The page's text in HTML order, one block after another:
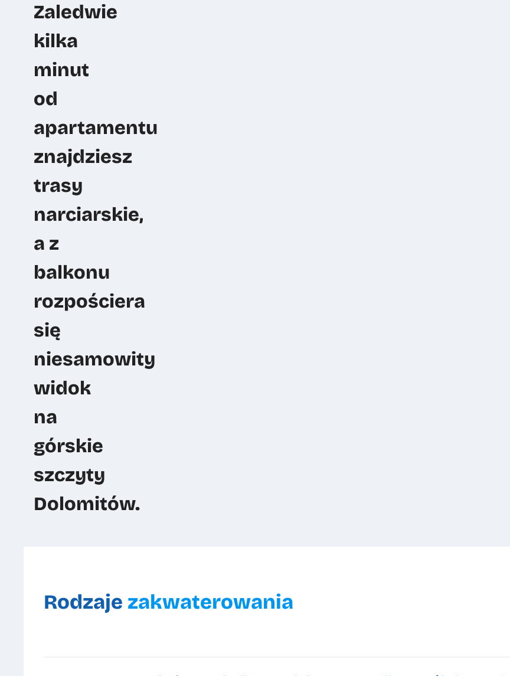
Zaledwie
kilka
minut
od
apartamentu
znajdziesz
trasy
narciarskie,
a z
balkonu
rozpościera
się
niesamowity
widok
na
górskie
szczyty
Dolomitów.
Rodzaje zakwaterowania